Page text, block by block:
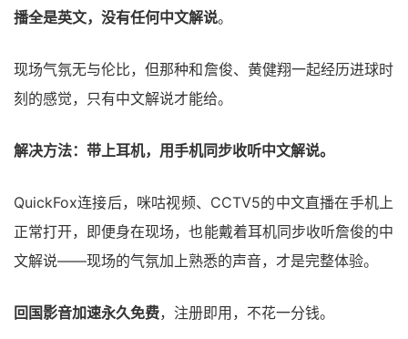
播全是英文，没有任何中文解说。
现场气氛无与伦比，但那种和詹俊、黄健翔一起经历进球时
刻的感觉，只有中文解说才能给。
解决方法：带上耳机，用手机同步收听中文解说。
QuickFox连接后，咪咕视频、CCTV5的中文直播在手机上
正常打开，即便身在现场，也能戴着耳机同步收听詹俊的中
文解说——现场的气氛加上熟悉的声音，才是完整体验。
回国影音加速永久免费，注册即用，不花一分钱。